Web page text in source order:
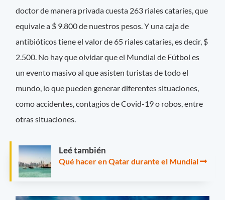
doctor de manera privada cuesta 263 riales cataríes, que
equivale a $ 9.800 de nuestros pesos. Y una caja de
antibióticos tiene el valor de 65 riales cataríes, es decir, $
2.500. No hay que olvidar que el Mundial de Fútbol es
un evento masivo al que asisten turistas de todo el
mundo, lo que pueden generar diferentes situaciones,
como accidentes, contagios de Covid-19 o robos, entre
otras situaciones.
Leé también
Qué hacer en Qatar durante el Mundial